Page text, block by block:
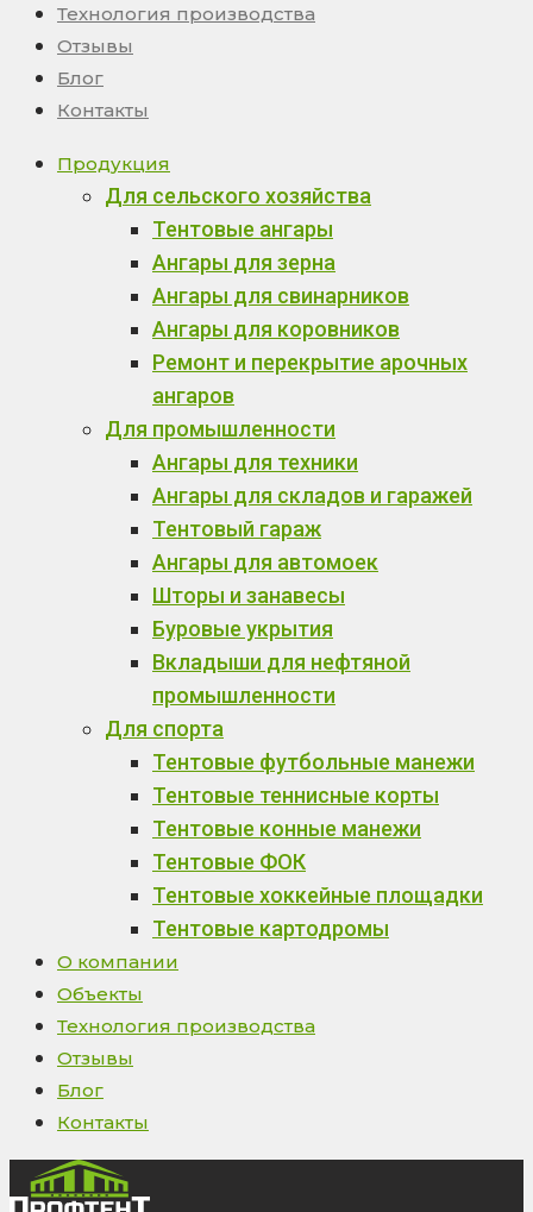
Технология производства
Отзывы
Блог
Контакты
Продукция
Для сельского хозяйства
Тентовые ангары
Ангары для зерна
Ангары для свинарников
Ангары для коровников
Ремонт и перекрытие арочных
ангаров
Для промышленности
Ангары для техники
Ангары для складов и гаражей
Тентовый гараж
Ангары для автомоек
Шторы и занавесы
Буровые укрытия
Вкладыши для нефтяной
промышленности
Для спорта
Тентовые футбольные манежи
Тентовые теннисные корты
Тентовые конные манежи
Тентовые ФОК
Тентовые хоккейные площадки
Тентовые картодромы
О компании
Объекты
Технология производства
Отзывы
Блог
Контакты